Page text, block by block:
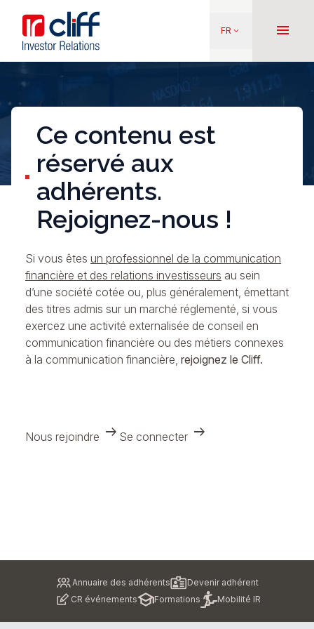
contenu
principal
Aller directement au contenu
FR keyboard_arrow_down menu
Ce contenu est
réservé aux
adhérents.
Rejoignez-nous !
Si vous êtes un professionnel de la communication
financière et des relations investisseurs au sein
d’une société cotée ou, plus généralement, émettant
des titres admis sur un marché réglementé, si vous
exercez une activité externalisée de conseil en
communication financière ou des métiers connexes
à la communication financière, rejoignez le Cliff.
Nous rejoindre arrow_right_alt Se connecter arrow_right_alt
Annuaire des adhérents
Devenir adhérent
CR événements
Formations Mobilité IR